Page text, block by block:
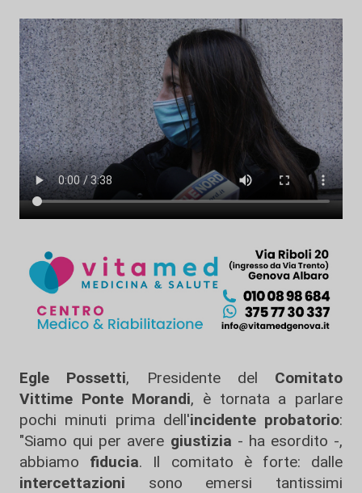
Egle Possetti, Presidente del Comitato
Vittime Ponte Morandi, è tornata a parlare
pochi minuti prima dell'incidente probatorio:
"Siamo qui per avere giustizia - ha esordito -,
abbiamo fiducia. Il comitato è forte: dalle
intercettazioni sono emersi tantissimi